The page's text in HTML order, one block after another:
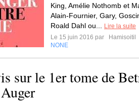
King, Amélie Nothomb et
Alain-Fournier, Gary,
Roald Dahl ou...
Lire la suite
Le 15 juin 2016 par
Hamisoitil
NONE
sur le 1er tome de